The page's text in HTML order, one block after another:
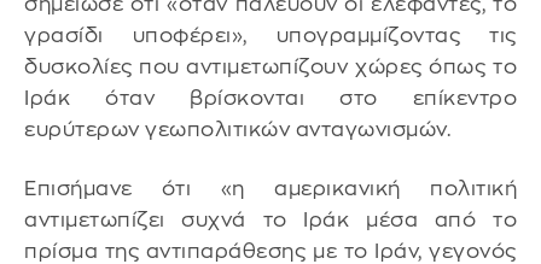
γρασίδι υποφέρει», υπογραμμίζοντας τις
δυσκολίες που αντιμετωπίζουν χώρες όπως το
Ιράκ όταν βρίσκονται στο επίκεντρο
ευρύτερων γεωπολιτικών ανταγωνισμών.
Επισήμανε ότι «η αμερικανική πολιτική
αντιμετωπίζει συχνά το Ιράκ μέσα από το
πρίσμα της αντιπαράθεσης με το Ιράν, γεγονός